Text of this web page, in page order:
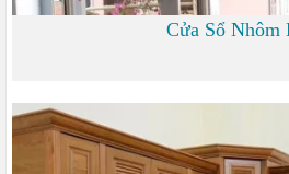
Cửa Sổ Nhôm